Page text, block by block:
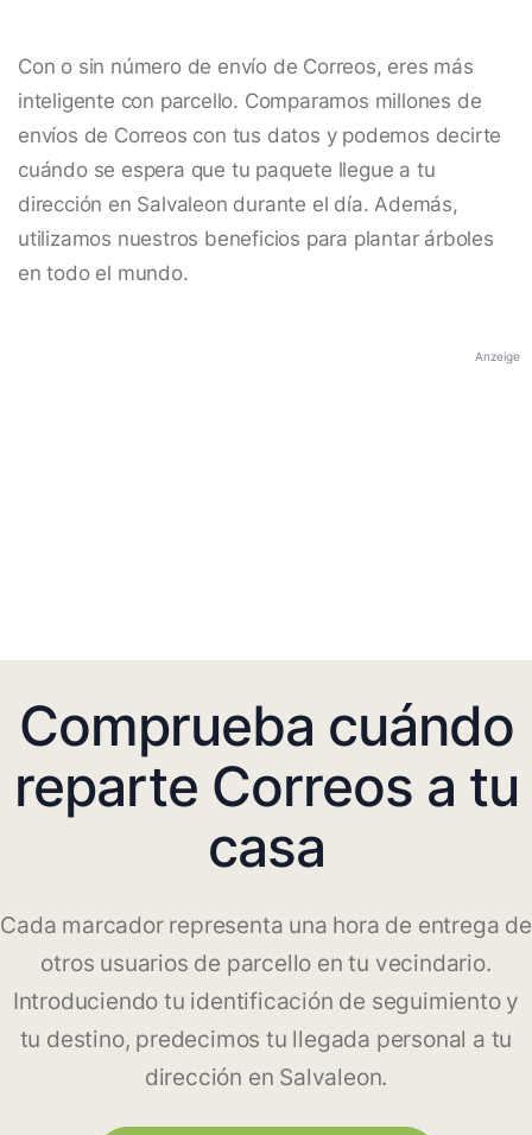
Con o sin número de envío de Correos, eres más
inteligente con parcello. Comparamos millones de
envíos de Correos con tus datos y podemos decirte
cuándo se espera que tu paquete llegue a tu
dirección en Salvaleon durante el día. Además,
utilizamos nuestros beneficios para plantar árboles
en todo el mundo.
Anzeige
Comprueba cuándo
reparte Correos a tu
casa
Cada marcador representa una hora de entrega de
otros usuarios de parcello en tu vecindario.
Introduciendo tu identificación de seguimiento y
tu destino, predecimos tu llegada personal a tu
dirección en Salvaleon.